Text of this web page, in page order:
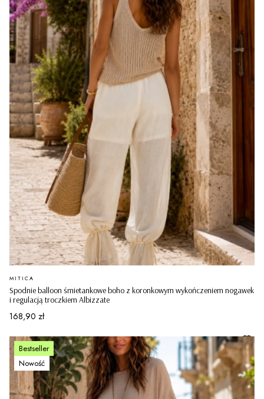
Spodnie balloon śmietankowe boho z koronkowym wykończeniem nogawek
i regulacją troczkiem Albizzate
PRODUCENT
MITICA
Cena
168,90 zł
Bestseller
Nowość